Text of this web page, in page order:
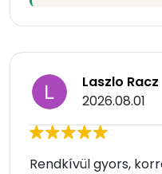
Laszlo Racz
2026.08.01
Rendkívül gyors,